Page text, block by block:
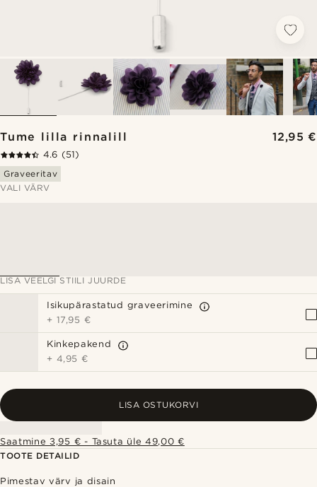
Tume lilla rinnalill 12,95 €
4.6 (51)
Graveeritav
VALI VÄRV
LISA VEELGI STIILI JUURDE
Isikupärastatud graveerimine
+ 17,95 €
Kinkepakend
+ 4,95 €
LISA OSTUKORVI
Saatmine 3,95 € - Tasuta üle 49,00 €
TOOTE DETAILID
Pimestav värv ja disain